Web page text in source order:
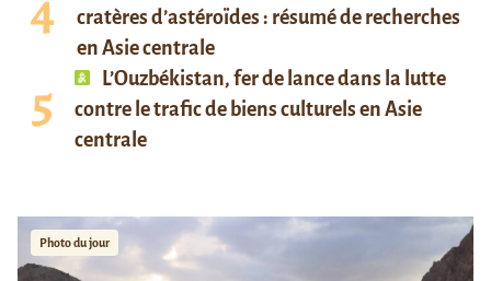
cratères d’astéroïdes : résumé de recherches
en Asie centrale
L’Ouzbékistan, fer de lance dans la lutte
contre le trafic de biens culturels en Asie
centrale
Photo du jour